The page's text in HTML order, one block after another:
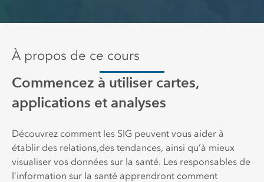
À propos de ce cours
Commencez à utiliser cartes,
applications et analyses
Découvrez comment les SIG peuvent vous aider à
établir des relations,des tendances, ainsi qu’à mieux
visualiser vos données sur la santé. Les responsables de
l’information sur la santé apprendront comment